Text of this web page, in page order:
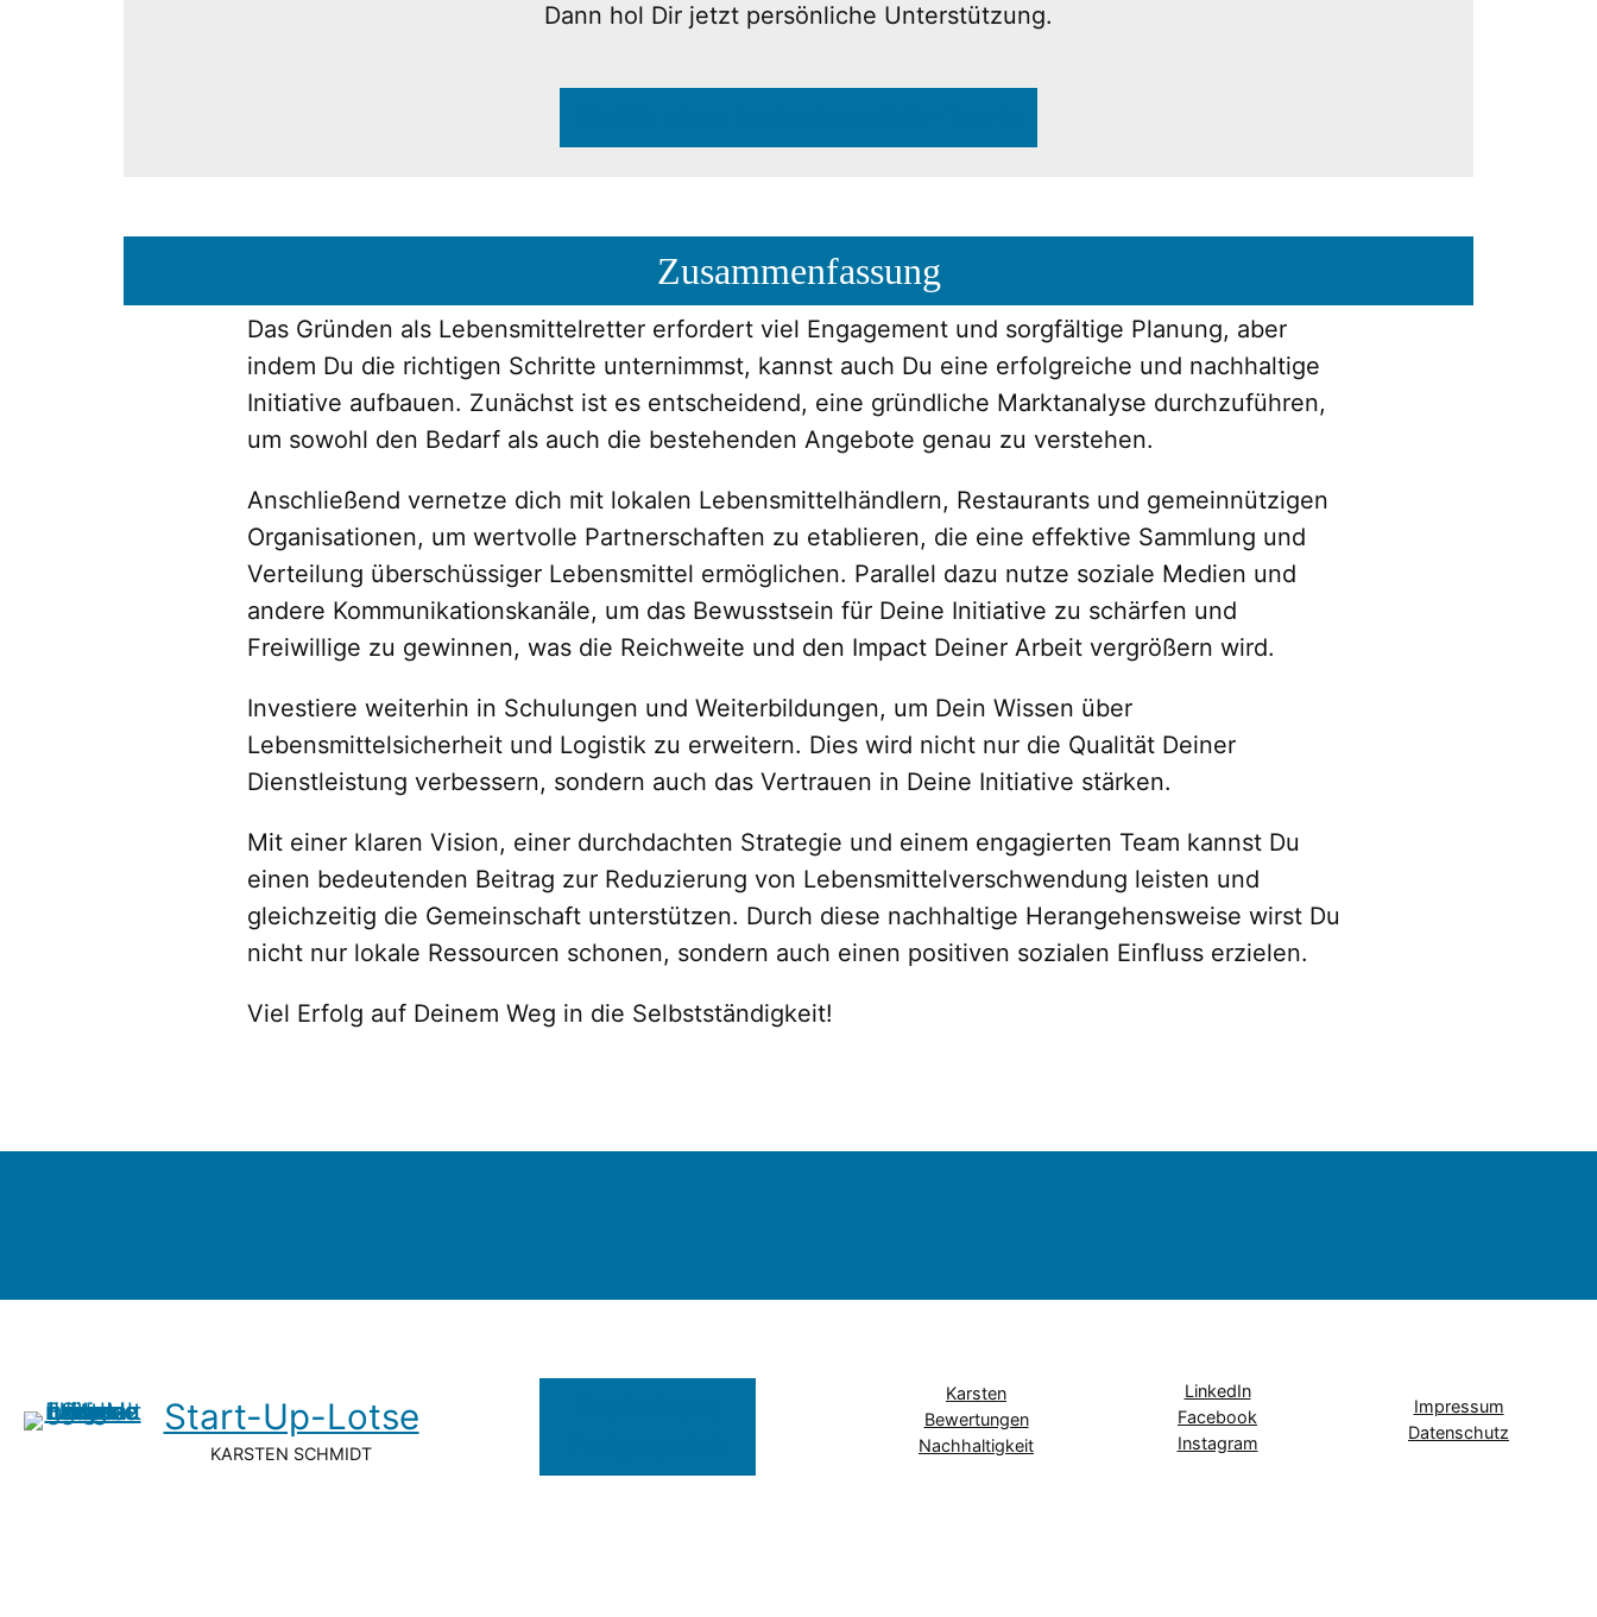
Dann hol Dir jetzt persönliche Unterstützung.
Zusammenfassung
Das Gründen als Lebensmittelretter erfordert viel Engagement und sorgfältige Planung, aber
indem Du die richtigen Schritte unternimmst, kannst auch Du eine erfolgreiche und nachhaltige
Initiative aufbauen. Zunächst ist es entscheidend, eine gründliche Marktanalyse durchzuführen,
um sowohl den Bedarf als auch die bestehenden Angebote genau zu verstehen.
Anschließend vernetze dich mit lokalen Lebensmittelhändlern, Restaurants und gemeinnützigen
Organisationen, um wertvolle Partnerschaften zu etablieren, die eine effektive Sammlung und
Verteilung überschüssiger Lebensmittel ermöglichen. Parallel dazu nutze soziale Medien und
andere Kommunikationskanäle, um das Bewusstsein für Deine Initiative zu schärfen und
Freiwillige zu gewinnen, was die Reichweite und den Impact Deiner Arbeit vergrößern wird.
Investiere weiterhin in Schulungen und Weiterbildungen, um Dein Wissen über
Lebensmittelsicherheit und Logistik zu erweitern. Dies wird nicht nur die Qualität Deiner
Dienstleistung verbessern, sondern auch das Vertrauen in Deine Initiative stärken.
Mit einer klaren Vision, einer durchdachten Strategie und einem engagierten Team kannst Du
einen bedeutenden Beitrag zur Reduzierung von Lebensmittelverschwendung leisten und
gleichzeitig die Gemeinschaft unterstützen. Durch diese nachhaltige Herangehensweise wirst Du
nicht nur lokale Ressourcen schonen, sondern auch einen positiven sozialen Einfluss erzielen.
Viel Erfolg auf Deinem Weg in die Selbstständigkeit!
Start-Up-Lotse
KARSTEN SCHMIDT
Karsten
Bewertungen
Nachhaltigkeit
LinkedIn
Facebook
Instagram
Impressum
Datenschutz